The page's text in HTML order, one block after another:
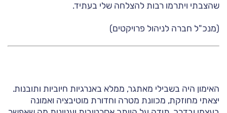
שהצבתי ויתרמו רבות להצלחה שלי בעתיד.
(מנכ"ל חברה לניהול פרויקטים)
האימון היה בשבילי מאתגר, ממלא באנרגיות חיוביות ותובנות.
יצאתי מחוזקת, מכוונת מטרה וחדורת מוטיבציה ואמונה